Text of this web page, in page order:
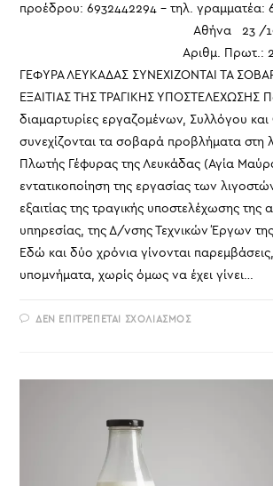
προέδρου: 6932442294 – τηλ. γραμματέα:
Αθήνα 23 /10/
Αριθμ. Πρωτ.: 228
ΓΕΦΥΡΑ ΛΕΥΚΑΔΑΣ ΣΥΝΕΧΙΖΟΝΤΑΙ ΤΑ
ΕΞΑΙΤΙΑΣ ΤΗΣ ΤΡΑΓΙΚΗΣ ΥΠΟΣΤΕΛΕΧΩΣΗΣ
διαμαρτυρίες εργαζομένων, Συλλόγου
συνεχίζονται τα σοβαρά προβλήματα στη
Πλωτής Γέφυρας της Λευκάδας (Αγία
εντατικοποίηση της εργασίας των
εξαιτίας της τραγικής υποστελέχωσης της
υπηρεσίας, της Δ/νσης Τεχνικών Έργων
Εδώ και δύο χρόνια γίνονται παρεμβάσεις,
υπομνήματα, χωρίς όμως να έχει γίνει…
ΔΕΝ ΕΠΙΤΡΈΠΕΤΑΙ ΣΧΟΛΙΑΣΜΌΣΣΤΟ
ΤΑ